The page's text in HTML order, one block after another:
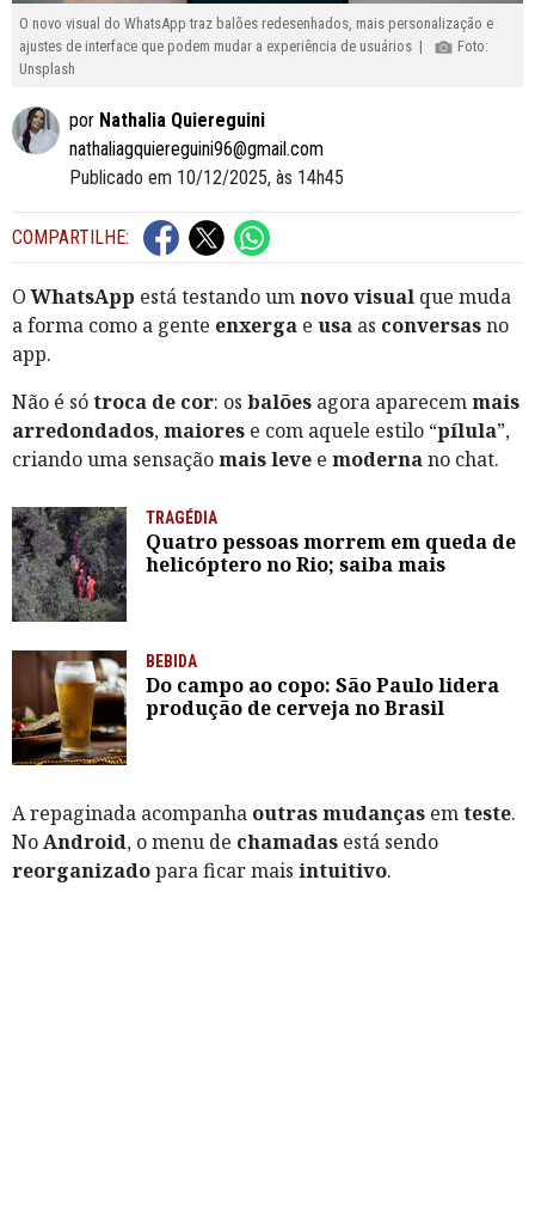
O novo visual do WhatsApp traz balões redesenhados, mais personalização e
ajustes de interface que podem mudar a experiência de usuários |
Foto:
Unsplash
por Nathalia Quiereguini
nathaliagquiereguini96@gmail.com
Publicado em 10/12/2025, às 14h45
COMPARTILHE:
OWhatsApp está testando umnovo visual que muda
a forma como a gente enxerga e usa as conversasno
app.
Não é sótroca de cor: os balões agora aparecemmais
arredondados,maiores e com aquele estilo “pílula”,
criando uma sensaçãomais leve e modernano chat.
TRAGÉDIA
Quatro pessoas morrem em queda de
helicóptero no Rio; saiba mais
BEBIDA
Do campo ao copo: São Paulo lidera
produção de cerveja no Brasil
A repaginada acompanha outras mudanças emteste.
NoAndroid, o menu de chamadas está sendo
reorganizadopara ficar mais intuitivo.